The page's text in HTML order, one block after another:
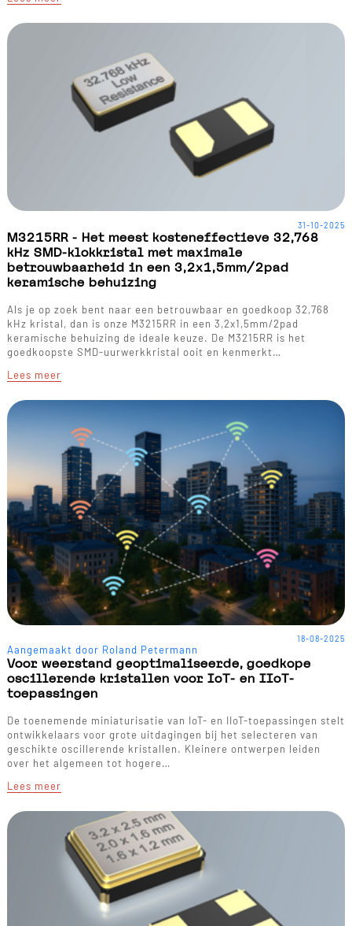
M3215RR - Het meest kosteneffectieve 32,768
kHz SMD-klokkristal met maximale
betrouwbaarheid in een 3,2x1,5mm/2pad
keramische behuizing
Als je op zoek bent naar een betrouwbaar en goedkoop 32,768
kHz kristal, dan is onze M3215RR in een 3,2x1,5mm/2pad
keramische behuizing de ideale keuze. De M3215RR is het
goedkoopste SMD-uurwerkkristal ooit en kenmerkt…
Lees meer
31-10-2025
Voor weerstand geoptimaliseerde, goedkope
oscillerende kristallen voor IoT- en IIoT-
toepassingen
De toenemende miniaturisatie van IoT- en IIoT-toepassingen stelt
ontwikkelaars voor grote uitdagingen bij het selecteren van
geschikte oscillerende kristallen. Kleinere ontwerpen leiden
over het algemeen tot hogere…
Lees meer
18-08-2025
Aangemaakt door Roland Petermann